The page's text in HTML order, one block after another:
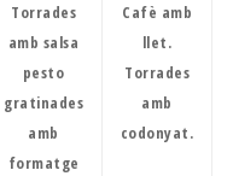
Torrades
amb salsa
pesto
gratinades
amb
formatge
Cafè amb
llet.
Torrades
amb
codonyat.